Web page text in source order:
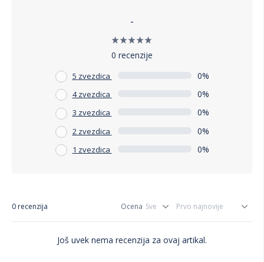
-
0 recenzije
5 zvezdica 0%
4 zvezdica 0%
3 zvezdica 0%
2 zvezdica 0%
1 zvezdica 0%
0 recenzija Ocena
Još uvek nema recenzija za ovaj artikal.